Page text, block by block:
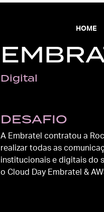
HOME
Digital
DESAFIO
A Embratel contratou a
realizar todas as
institucionais e digitais do
o Cloud Day Embratel &